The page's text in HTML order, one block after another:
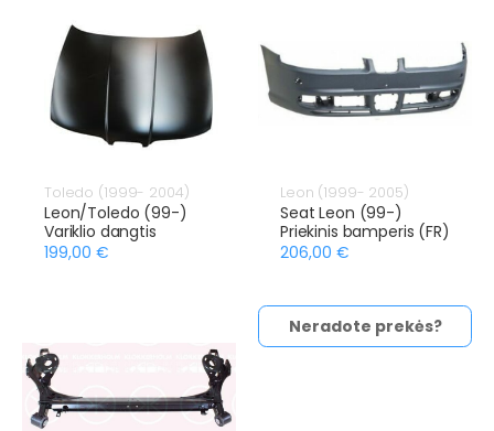
Toledo (1999- 2004)
Leon/Toledo (99-)
Variklio dangtis
199,00 €
Leon (1999- 2005)
Seat Leon (99-)
Priekinis bamperis (FR)
206,00 €
Neradote prekės?